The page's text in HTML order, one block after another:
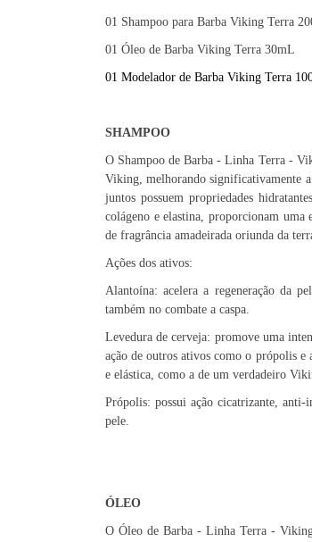
01 Shampoo para Barba Viking Terra
01 Óleo de Barba Viking Terra 30mL
01 Modelador de Barba Viking Terra
SHAMPOO
O Shampoo de Barba - Linha Terra -
Viking, melhorando significativamente
juntos possuem propriedades
colágeno e elastina, proporcionam
de fragrância amadeirada oriunda da
Ações dos ativos:
Alantoína: acelera a regeneração da
também no combate a caspa.
Levedura de cerveja: promove uma
ação de outros ativos como o própolis e
e elástica, como a de um verdadeiro
Própolis: possui ação cicatrizante,
pele.
ÓLEO
O Óleo de Barba - Linha Terra - Viking